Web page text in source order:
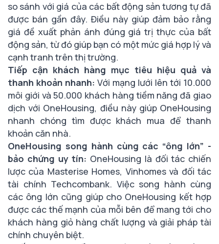
so sánh với giá của các bất động sản tương tự đã
được bán gần đây. Điều này giúp đảm bảo rằng
giá đề xuất phản ánh đúng giá trị thực của bất
động sản, từ đó giúp bạn có một mức giá hợp lý và
cạnh tranh trên thị trường.
Tiếp cận khách hàng mục tiêu hiệu quả và
thanh khoản nhanh: Với mạng lưới lên tới 10.000
môi giới và 50.000 khách hàng tiềm năng đã giao
dịch với OneHousing, điều này giúp OneHousing
nhanh chóng tìm được khách mua để thanh
khoản căn nhà.
OneHousing song hành cùng các “ông lớn” -
bảo chứng uy tín: OneHousing là đối tác chiến
lược của Masterise Homes, Vinhomes và đối tác
tài chính Techcombank. Việc song hành cùng
các ông lớn cũng giúp cho OneHousing kết hợp
được các thế mạnh của mỗi bên để mang tới cho
khách hàng giỏ hàng chất lượng và giải pháp tài
chính chuyên biệt.